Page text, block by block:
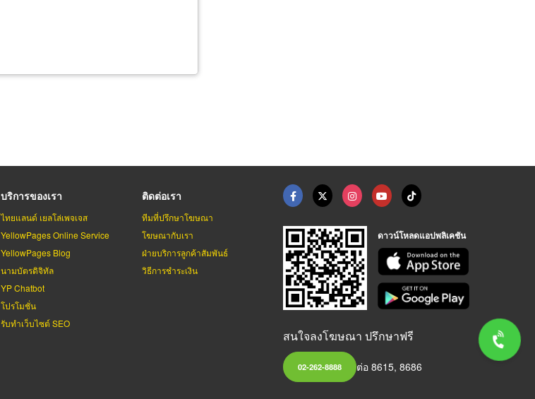
บริการของเรา
ไทยแลนด์ เยลโล่เพจเจส
YellowPages Online Service
YellowPages Blog
นามบัตรดิจิทัล
YP Chatbot
โปรโมชั่น
รับทำเว็บไซต์ SEO
ติดต่อเรา
ทีมที่ปรึกษาโฆษณา
โฆษณากับเรา
ฝ่ายบริการลูกค้าสัมพันธ์
วิธีการชำระเงิน
ดาวน์โหลดแอปพลิเคชัน
สนใจลงโฆษณา ปรึกษาฟรี
02-262-8888 ต่อ 8615, 8686